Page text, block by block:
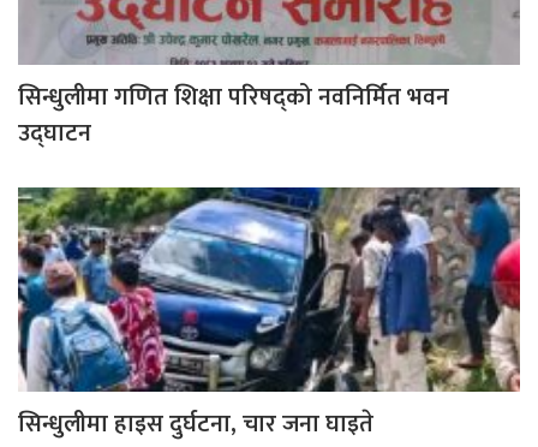
सिन्धुलीमा गणित शिक्षा परिषद्को नवनिर्मित भवन
उद्घाटन
सिन्धुलीमा हाइस दुर्घटना, चार जना घाइते